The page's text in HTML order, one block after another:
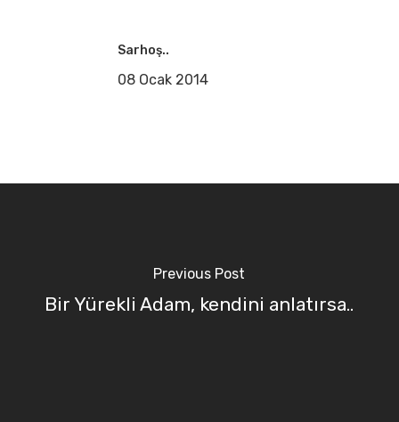
Sarhoş..
08 Ocak 2014
Previous Post
Bir Yürekli Adam, kendini anlatırsa..